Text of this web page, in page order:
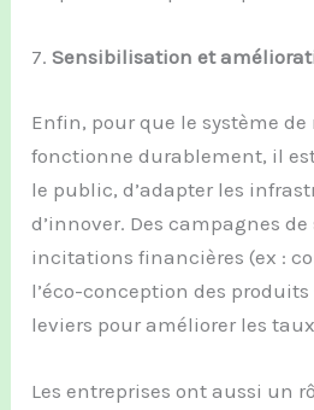
7.Sensibilisation et
Enfin, pour que le système
fonctionne durablement, il
le public, d’adapter les
d’innover. Des campagnes
incitations financières (ex :
l’éco-conception des
leviers pour améliorer les
Les entreprises ont aussi un